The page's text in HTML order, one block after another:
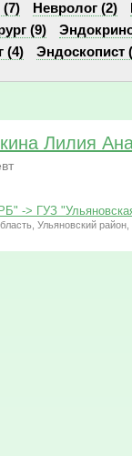
(7) Невролог (2)
(9)
(4)
Эндоскопист
Лилия
-> ГУЗ
Ульяновский